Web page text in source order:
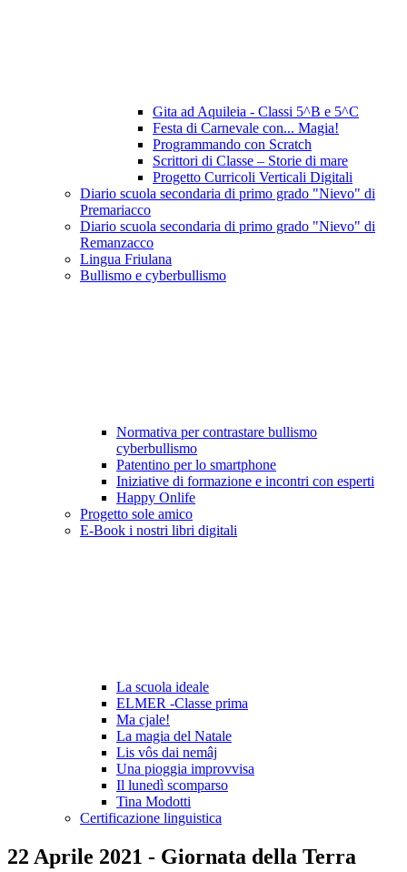
Gita ad Aquileia - Classi 5^B e 5^C
Festa di Carnevale con... Magia!
Programmando con Scratch
Scrittori di Classe – Storie di mare
Progetto Curricoli Verticali Digitali
Diario scuola secondaria di primo grado "Nievo" di
Premariacco
Diario scuola secondaria di primo grado "Nievo" di
Remanzacco
Lingua Friulana
Bullismo e cyberbullismo
Normativa per contrastare bullismo
cyberbullismo
Patentino per lo smartphone
Iniziative di formazione e incontri con esperti
Happy Onlife
Progetto sole amico
E-Book i nostri libri digitali
La scuola ideale
ELMER -Classe prima
Ma cjale!
La magia del Natale
Lis vôs dai nemâj
Una pioggia improvvisa
Il lunedì scomparso
Tina Modotti
Certificazione linguistica
22 Aprile 2021 - Giornata della Terra